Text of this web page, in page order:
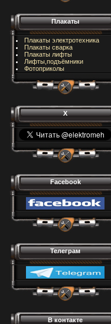
Плакаты
Плакаты электротехника
Плакаты сварка
Плакаты лифты
Лифты,подъёмники
Фотоприколы
X
Facebook
Телеграм
В контакте